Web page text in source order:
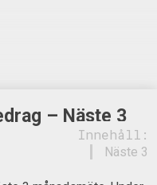
– Näste 3
Innehåll:
Näste 3